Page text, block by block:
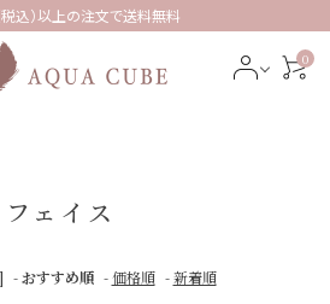
込）以上の注文で送料無料
0
フェイス
-おすすめ順 -価格順 -新着順